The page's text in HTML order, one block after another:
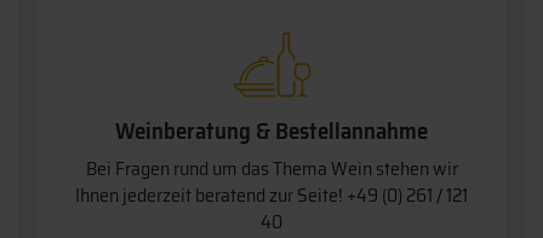
Weinberatung & Bestellannahme
Bei Fragen rund um das Thema Wein stehen wir
Ihnen jederzeit beratend zur Seite! +49 (0) 261 / 121
40